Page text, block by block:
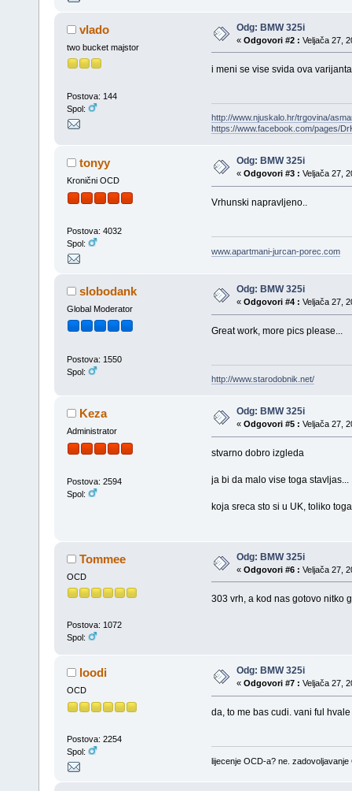
vlado
two bucket majstor
Postova: 144
Spol:
Odg: BMW 325i
« Odgovori #2 : Veljača 27,
i meni se vise svida ova
http://www.njuskalo.hr/trgovina/
https://www.facebook.com/pages/
tonyy
Kronični OCD
Postova: 4032
Spol:
Odg: BMW 325i
« Odgovori #3 : Veljača 27,
Vrhunski napravljeno..
www.apartmani-jurcan-porec.com
slobodank
Global Moderator
Postova: 1550
Spol:
Odg: BMW 325i
« Odgovori #4 : Veljača 27,
Great work, more pics please...
http://www.starodobnik.net/
Keza
Administrator
Postova: 2594
Spol:
Odg: BMW 325i
« Odgovori #5 : Veljača 27,
stvarno dobro izgleda
ja bi da malo vise toga stavljas...
koja sreca sto si u UK, toliko
Tommee
OCD
Postova: 1072
Spol:
Odg: BMW 325i
« Odgovori #6 : Veljača 27,
303 vrh, a kod nas gotovo nitko
loodi
OCD
Postova: 2254
Spol:
Odg: BMW 325i
« Odgovori #7 : Veljača 27,
da, to me bas cudi. vani ful
lijecenje OCD-a? ne. zadovoljavanje